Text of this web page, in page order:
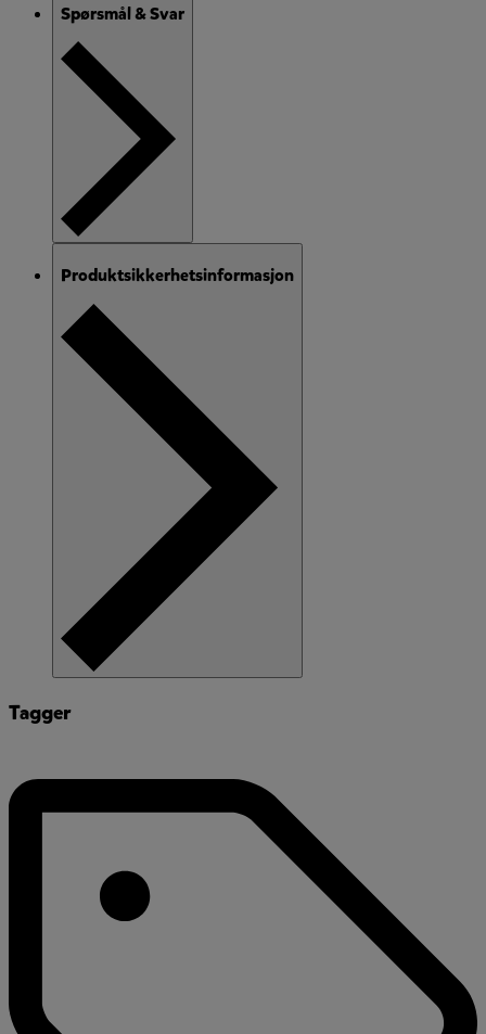
Spørsmål & Svar
Produktsikkerhetsinformasjon
Tagger